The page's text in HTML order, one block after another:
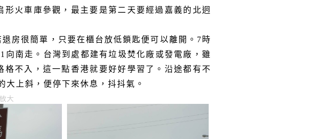
火車庫參觀，最主要是第二天要經過嘉義的北迥
房很簡單，只要在櫃台放低鎖匙便可以離開。 7 時
向南走。台灣到處都建有垃圾焚化廠或發電廠，雖
不入，這一點香港就要好好學習了。沿途都有不
大上斜，便停下來休息，抖抖氣。
大